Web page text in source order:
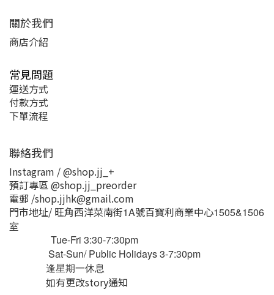
關於我們
商店介紹
常見問題
運送方式
付款方式
下單流程
聯絡我們
Instagram / @shop.jj_+
預訂專區 @shop.jj_preorder
電郵 /shop.jjhk@gmail.com
門市地址/ 旺角西洋菜南街1A號百寶利商業中心1505&1506
室
Tue-Fri 3:30-7:30pm
Sat-Sun/ Public Holidays 3-7:30pm
逢星期一休息
如有更改story通知